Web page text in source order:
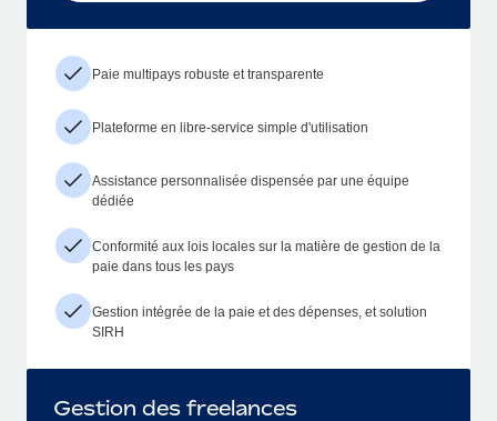
Paie multipays robuste et transparente
Plateforme en libre-service simple d'utilisation
Assistance personnalisée dispensée par une équipe
dédiée
Conformité aux lois locales sur la matière de gestion de la
paie dans tous les pays
Gestion intégrée de la paie et des dépenses, et solution
SIRH
Gestion des freelances